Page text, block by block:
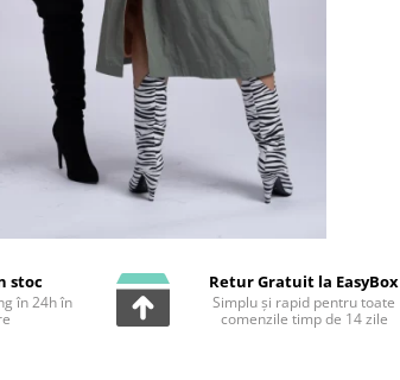
stoc
în 24h în
Retur Gratuit la EasyBox
Simplu și rapid pentru toate
comenzile timp de 14 zile